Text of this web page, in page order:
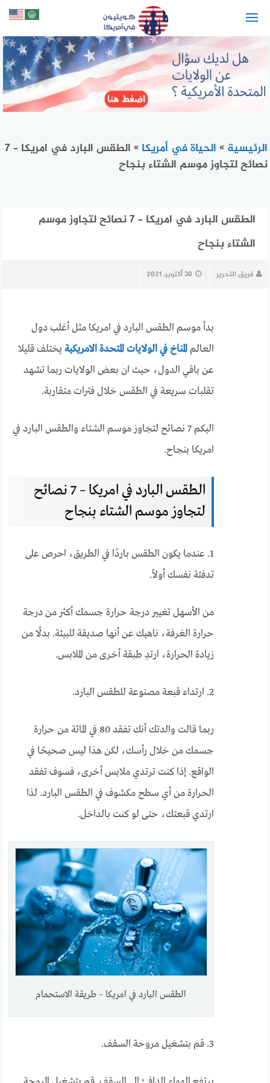
الرئيسية » الحياة في أمريكا »
الطقس البارد في امريكا – 7
نصائح لتجاوز موسم الشتاء بنجاح
الطقس البارد في امريكا – 7 نصائح لتجاوز موسم
الشتاء بنجاح
فريق التحرير 30 أكتوبر، 2021
بدأ موسم الطقس البارد في امريكا مثل أغلب دول
العالمالمناخ في الولايات المتحدة الامريكية يختلف قليلا
عن باقي الدول، حيث ان بعض الولايات ربما تشهد
تقلبات سريعة في الطقس خلال فترات متقاربة.
اليكم 7 نصائح لتجاوز موسم الشتاء والطقس البارد في
امريكا بنجاح.
الطقس البارد في امريكا – 7 نصائح
لتجاوز موسم الشتاء بنجاح
1. عندما يكون الطقس باردًا في الطريق، احرص على
تدفئة نفسك أولاً.
من الأسهل تغيير درجة حرارة جسمك أكثر من درجة
حرارة الغرفة، ناهيك عن أنها صديقة للبيئة. بدلًا من
زيادة الحرارة، ارتدِ طبقة أخرى من الملابس.
2. ارتداء قبعة مصنوعة للطقس البارد.
ربما قالت والدتك أنك تفقد 80 في المائة من حرارة
جسمك من خلال رأسك، لكن هذا ليس صحيحًا في
الواقع. إذا كنت ترتدي ملابس أخرى، فسوف تفقد
الحرارة من أي سطح مكشوف في الطقس البارد. لذا
ارتدي قبعتك، حتى لو كنت بالداخل.
الطقس البارد في امريكا – طريقة الاستحمام
3. قم بتشغيل مروحة السقف.